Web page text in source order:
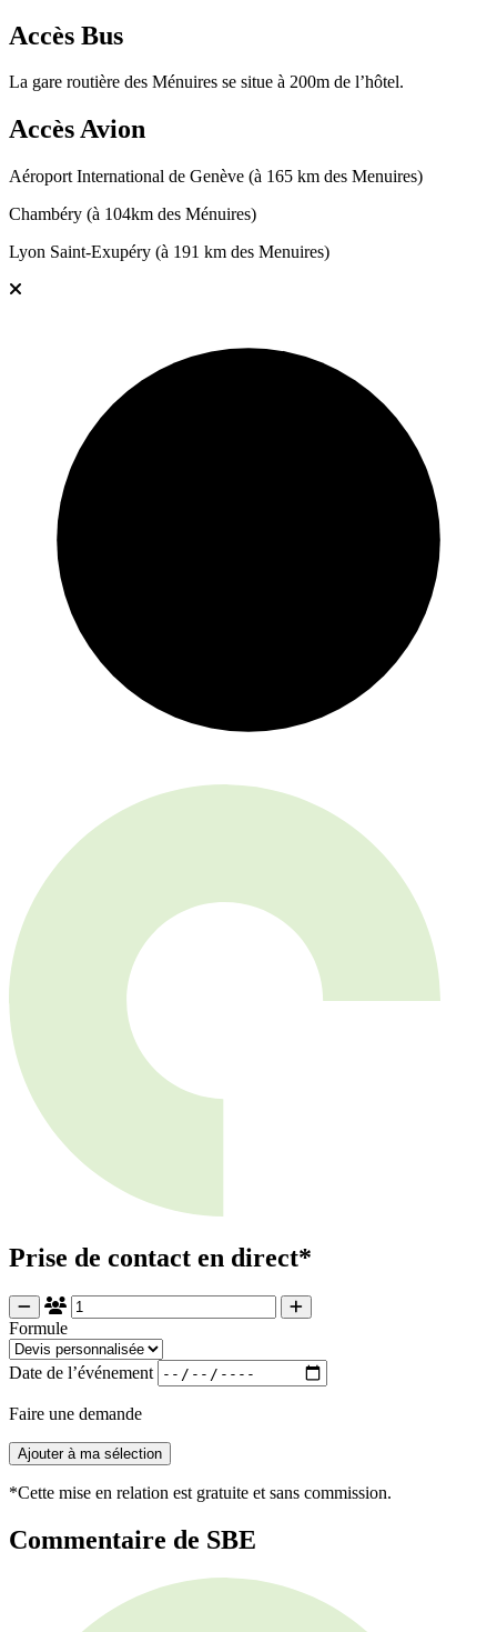
Accès Bus
La gare routière des Ménuires se situe à 200m de l’hôtel.
Accès Avion
Aéroport International de Genève (à 165 km des Menuires)
Chambéry (à 104km des Ménuires)
Lyon Saint-Exupéry (à 191 km des Menuires)
Prise de contact en direct*
Formule
Date de l’événement
Faire une demande
Ajouter à ma sélection
*Cette mise en relation est gratuite et sans commission.
Commentaire de SBE